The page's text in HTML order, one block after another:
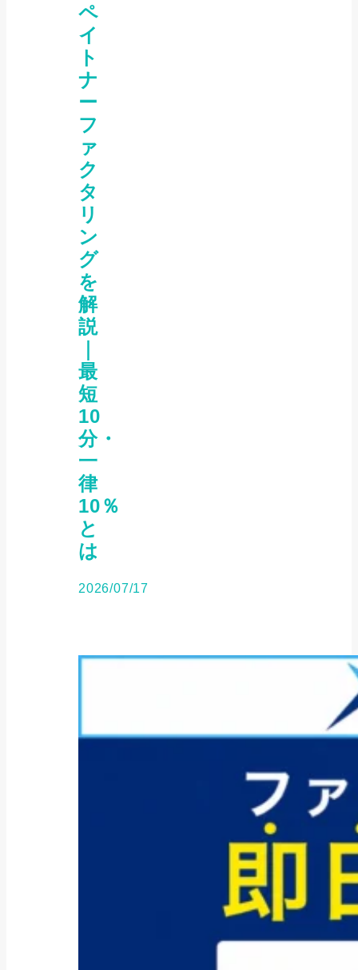
ペ
イ
ト
ナ
ー
フ
ァ
ク
タ
リ
ン
グ
を
解
説
最
短
10
分・
一
律
10％
と
は
2026/07/17